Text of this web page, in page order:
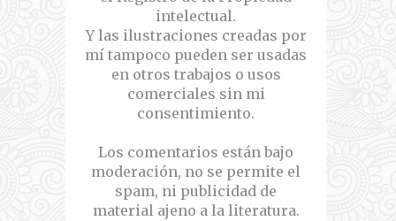
intelectual.
Y las ilustraciones creadas por
mí tampoco pueden ser usadas
en otros trabajos o usos
comerciales sin mi
consentimiento.
Los comentarios están bajo
moderación, no se permite el
spam, ni publicidad de
material ajeno a la literatura.